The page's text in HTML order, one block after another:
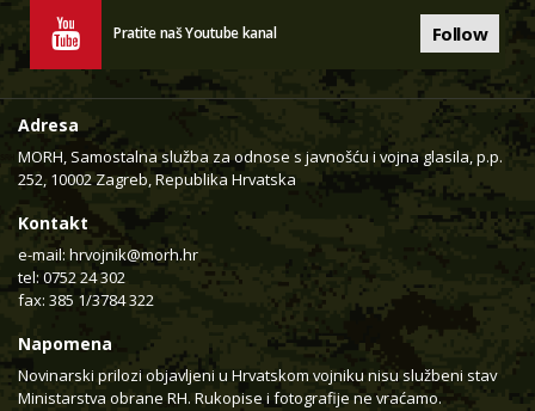
Pratite naš Youtube kanal Follow
Adresa
MORH, Samostalna služba za odnose s javnošću i vojna glasila, p.p.
252, 10002 Zagreb, Republika Hrvatska
Kontakt
e-mail: hrvojnik@morh.hr
tel: 0752 24 302
fax: 385 1/3784 322
Napomena
Novinarski prilozi objavljeni u Hrvatskom vojniku nisu službeni stav
Ministarstva obrane RH. Rukopise i fotografije ne vraćamo.